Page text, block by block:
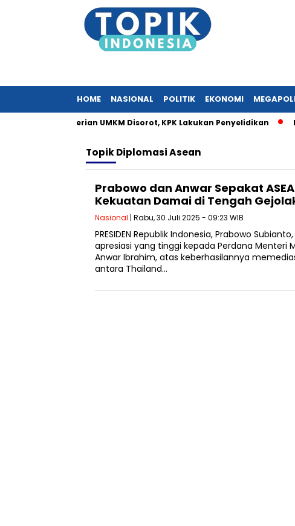
HOME NASIONAL POLITIK EKONOMI
Surat Kementerian UMKM Disorot, KPK Lakukan Penyelidikan
TopikDiplomasi Asean
Prabowo dan Anwar Sepakat
Kekuatan Damai di Tengah
Nasional | Rabu, 30 Juli 2025 - 09:23 WIB
PRESIDEN Republik Indonesia, Prabowo
apresiasi yang tinggi kepada Perdana Menteri
Anwar Ibrahim, atas keberhasilannya
antara Thailand…